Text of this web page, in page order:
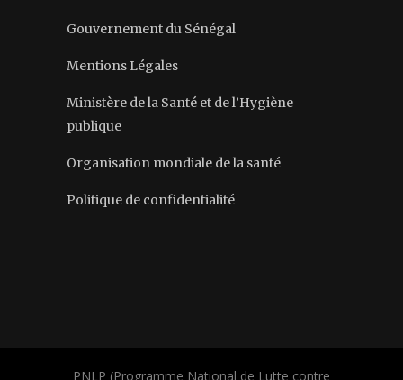
Gouvernement du Sénégal
Mentions Légales
Ministère de la Santé et de l’Hygiène
publique
Organisation mondiale de la santé
Politique de confidentialité
PNLP (Programme National de Lutte contre